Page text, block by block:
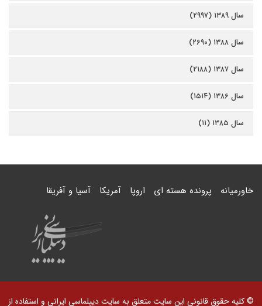
سال ۱۳۸۹ (۲۹۹۷)
سال ۱۳۸۸ (۲۶۹۰)
سال ۱۳۸۷ (۲۱۸۸)
سال ۱۳۸۶ (۱۵۱۴)
سال ۱۳۸۵ (۱۱)
خاورمیانه پرونده هسته ای اروپا آمریکا آسیا و آفریقا
© کلیه حقوق قانونی این سایت متعلق به سایت دیپلماسی ایرانی و استفاده از